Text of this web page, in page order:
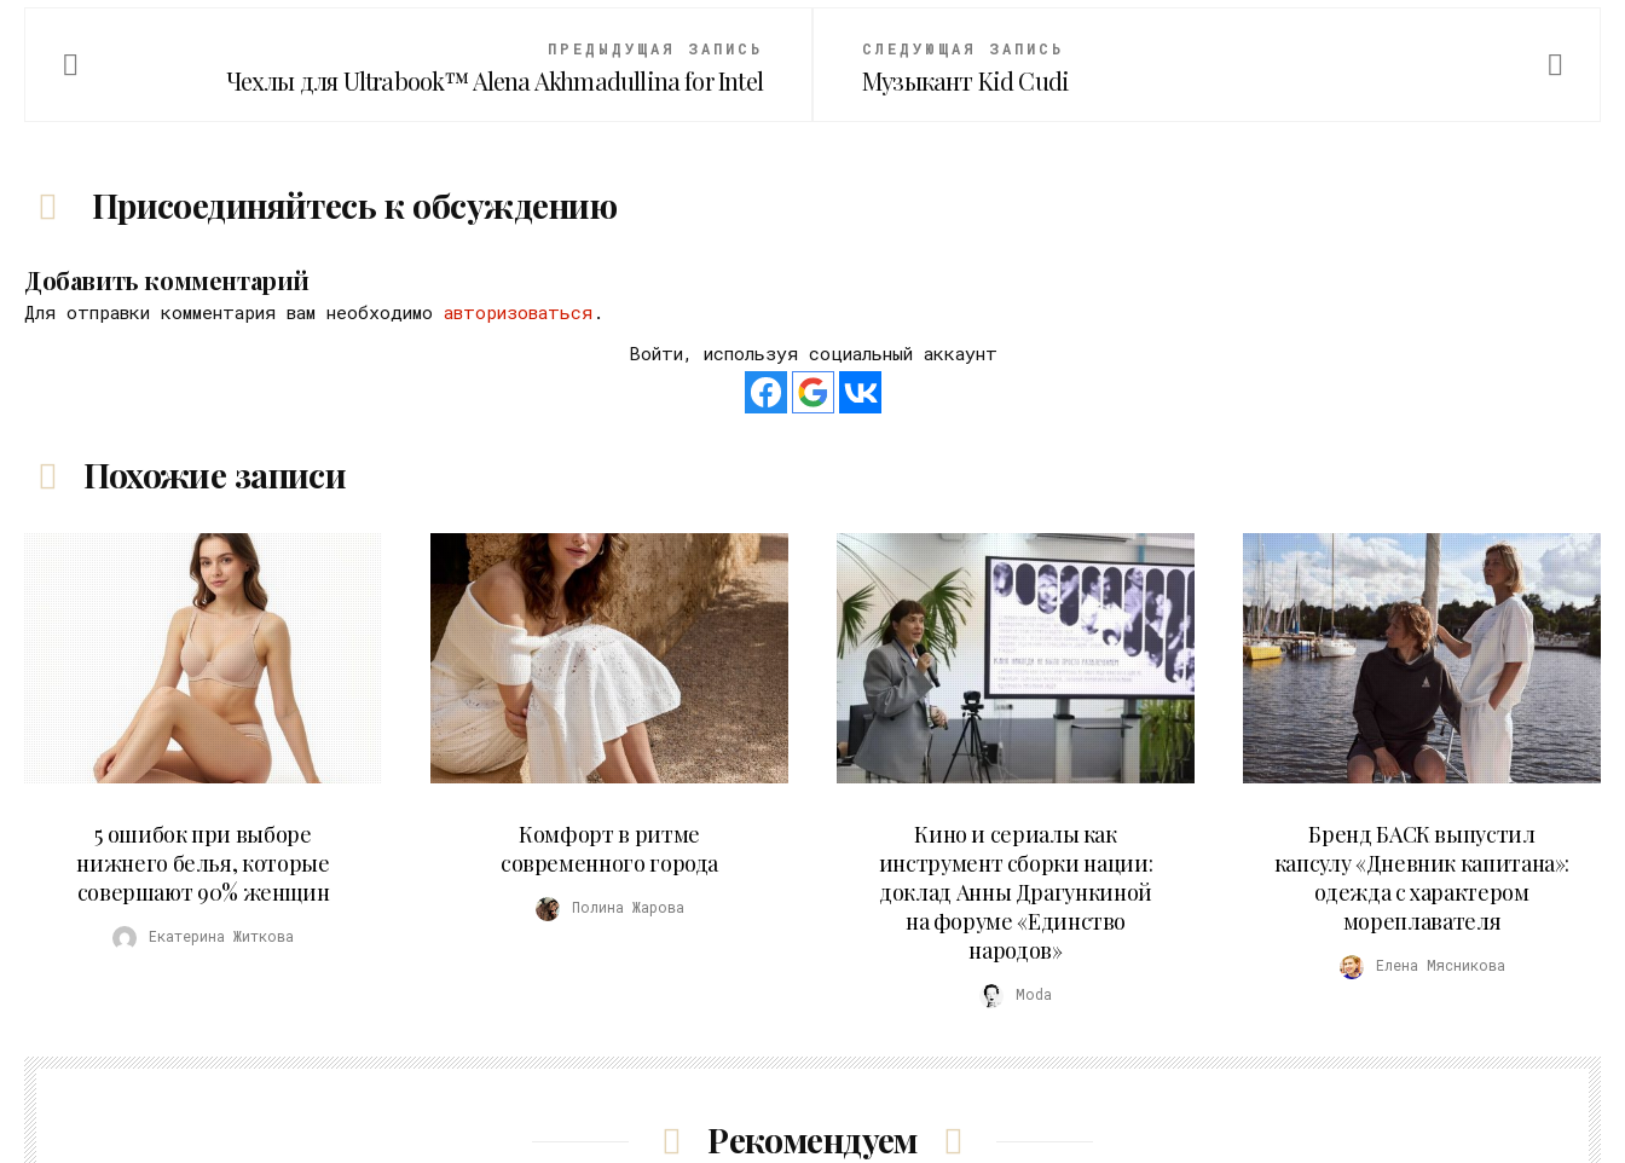
ПРЕДЫДУЩАЯ ЗАПИСЬ
Чехлы для Ultrabook™ Alena Akhmadullina for Intel
СЛЕДУЮЩАЯ ЗАПИСЬ
Музыкант Kid Cudi
Присоединяйтесь к обсуждению
Добавить комментарий
Для отправки комментария вам необходимо авторизоваться .
Войти, используя социальный аккаунт
Похожие записи
5 ошибок при выборе
нижнего белья, которые
совершают 90% женщин
Екатерина Житкова
Комфорт в ритме
современного города
Полина Жарова
Кино и сериалы как
инструмент сборки нации:
доклад Анны Драгункиной
на форуме «Единство
народов»
Moda
Бренд БАСК выпустил
капсулу «Дневник капитана»:
одежда с характером
мореплавателя
Елена Мясникова
Рекомендуем